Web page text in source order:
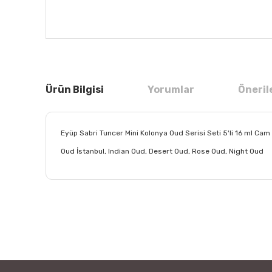
Ürün Bilgisi Yorumlar
Eyüp Sabri Tuncer Mini Kolonya Oud Serisi Seti 5'li 16 ml Cam
Oud İstanbul, Indian Oud, Desert Oud, Rose Oud, Night Oud